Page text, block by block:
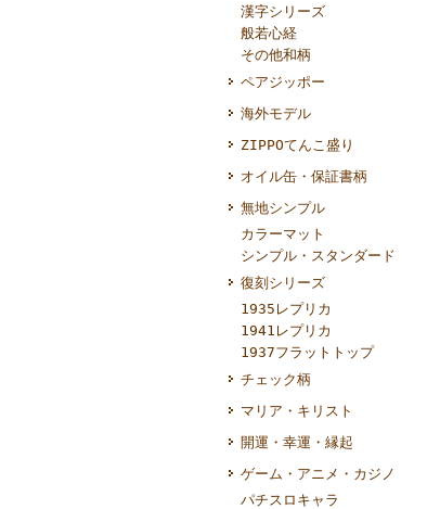
漢字シリーズ
般若心経
その他和柄
ペアジッポー
海外モデル
ZIPPOてんこ盛り
オイル缶・保証書柄
無地シンプル
カラーマット
シンプル・スタンダード
復刻シリーズ
1935レプリカ
1941レプリカ
1937フラットトップ
チェック柄
マリア・キリスト
開運・幸運・縁起
ゲーム・アニメ・カジノ
パチスロキャラ